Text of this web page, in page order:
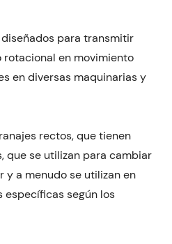
para transmitir
en movimiento
en diversas maquinarias y
rectos, que tienen
que se utilizan para cambiar
y a menudo se utilizan en
específicas según los